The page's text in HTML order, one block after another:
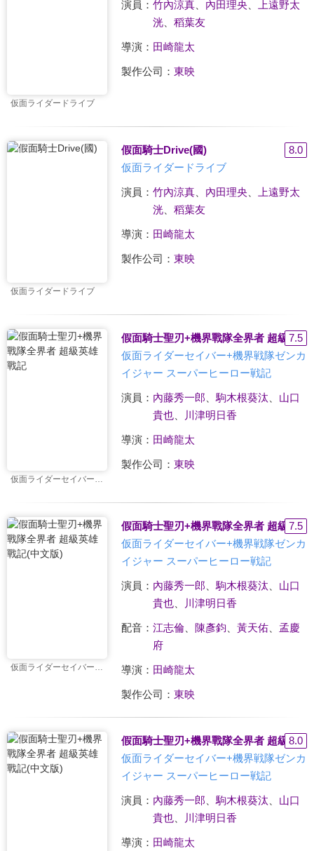
仮面ライダードライブ
演員： 竹內涼真、 內田理央、
上遠野太
洸、 稻葉友
導演： 田崎龍太
製作公司： 東映
仮面ライダードライブ
假面騎士Drive(國)
8.0
仮面ライダードライブ
演員： 竹內涼真、 內田理央、
上遠野太
洸、 稻葉友
導演： 田崎龍太
製作公司： 東映
仮面ライダーセイバー+機界戦隊ゼンカイジャー スーパーヒーロー戦記
假面騎士聖刃+機界戰隊全界者 超級英雄
7.5
仮面ライダーセイバー+機界戦隊ゼンカ
イジャー スーパーヒーロー戦記
演員： 內藤秀一郎 駒木根葵汰
山口
貴也、 川津明日香
導演： 田崎龍太
製作公司： 東映
仮面ライダーセイバー+機界戦隊ゼンカイジャー スーパーヒーロー戦記
假面騎士聖刃+機界戰隊全界者 超級英雄
7.5
仮面ライダーセイバー+機界戦隊ゼンカ
イジャー スーパーヒーロー戦記
演員： 內藤秀一郎 駒木根葵汰
山口
貴也、 川津明日香
配音： 江志倫、 陳彥鈞 黃天佑、 孟慶
府
導演： 田崎龍太
製作公司： 東映
假面騎士聖刃+機界戰隊全界者 超級英雄
8.0
仮面ライダーセイバー+機界戦隊ゼンカ
イジャー スーパーヒーロー戦記
演員： 內藤秀一郎 駒木根葵汰
山口
貴也、 川津明日香
導演： 田崎龍太